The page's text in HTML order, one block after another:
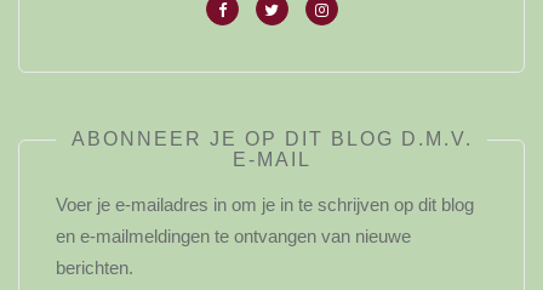
ABONNEER JE OP DIT BLOG D.M.V.
E-MAIL
Voer je e-mailadres in om je in te schrijven op dit blog
en e-mailmeldingen te ontvangen van nieuwe
berichten.